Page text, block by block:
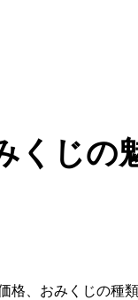
くじの
格、おみくじの種